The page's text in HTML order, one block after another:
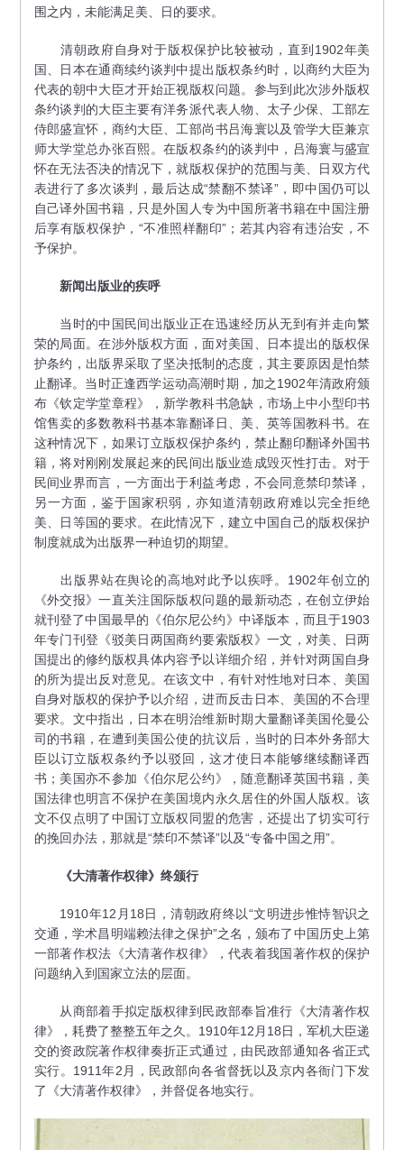
围之内，未能满足美、日的要求。
清朝政府自身对于版权保护比较被动，直到1902年美
国、日本在通商续约谈判中提出版权条约时，以商约大臣为
代表的朝中大臣才开始正视版权问题。参与到此次涉外版权
条约谈判的大臣主要有洋务派代表人物、太子少保、工部左
侍郎盛宣怀，商约大臣、工部尚书吕海寰以及管学大臣兼京
师大学堂总办张百熙。在版权条约的谈判中，吕海寰与盛宣
怀在无法否决的情况下，就版权保护的范围与美、日双方代
表进行了多次谈判，最后达成“禁翻不禁译”，即中国仍可以
自己译外国书籍，只是外国人专为中国所著书籍在中国注册
后享有版权保护，“不准照样翻印”；若其内容有违治安，不
予保护。
新闻出版业的疾呼
当时的中国民间出版业正在迅速经历从无到有并走向繁
荣的局面。在涉外版权方面，面对美国、日本提出的版权保
护条约，出版界采取了坚决抵制的态度，其主要原因是怕禁
止翻译。当时正逢西学运动高潮时期，加之1902年清政府颁
布《钦定学堂章程》，新学教科书急缺，市场上中小型印书
馆售卖的多数教科书基本靠翻译日、美、英等国教科书。在
这种情况下，如果订立版权保护条约，禁止翻印翻译外国书
籍，将对刚刚发展起来的民间出版业造成毁灭性打击。对于
民间业界而言，一方面出于利益考虑，不会同意禁印禁译，
另一方面，鉴于国家积弱，亦知道清朝政府难以完全拒绝
美、日等国的要求。在此情况下，建立中国自己的版权保护
制度就成为出版界一种迫切的期望。
出版界站在舆论的高地对此予以疾呼。1902年创立的
《外交报》一直关注国际版权问题的最新动态，在创立伊始
就刊登了中国最早的《伯尔尼公约》中译版本，而且于1903
年专门刊登《驳美日两国商约要索版权》一文，对美、日两
国提出的修约版权具体内容予以详细介绍，并针对两国自身
的所为提出反对意见。在该文中，有针对性地对日本、美国
自身对版权的保护予以介绍，进而反击日本、美国的不合理
要求。文中指出，日本在明治维新时期大量翻译美国伦曼公
司的书籍，在遭到美国公使的抗议后，当时的日本外务部大
臣以订立版权条约予以驳回，这才使日本能够继续翻译西
书；美国亦不参加《伯尔尼公约》，随意翻译英国书籍，美
国法律也明言不保护在美国境内永久居住的外国人版权。该
文不仅点明了中国订立版权同盟的危害，还提出了切实可行
的挽回办法，那就是“禁印不禁译”以及“专备中国之用”。
《大清著作权律》终颁行
1910年12月18日，清朝政府终以“文明进步惟恃智识之
交通，学术昌明端赖法律之保护”之名，颁布了中国历史上第
一部著作权法《大清著作权律》，代表着我国著作权的保护
问题纳入到国家立法的层面。
从商部着手拟定版权律到民政部奉旨准行《大清著作权
律》，耗费了整整五年之久。1910年12月18日，军机大臣递
交的资政院著作权律奏折正式通过，由民政部通知各省正式
实行。1911年2月，民政部向各省督抚以及京内各衙门下发
了《大清著作权律》，并督促各地实行。